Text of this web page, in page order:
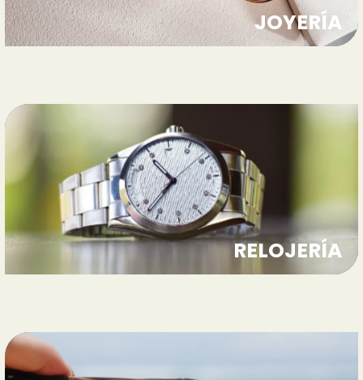
JOYERÍA
RELOJERÍA